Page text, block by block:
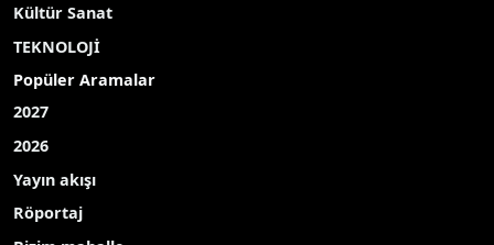
Kültür Sanat
TEKNOLOJİ
Popüler Aramalar
2027
2026
Yayın akışı
Röportaj